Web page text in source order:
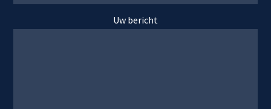
Uw bericht